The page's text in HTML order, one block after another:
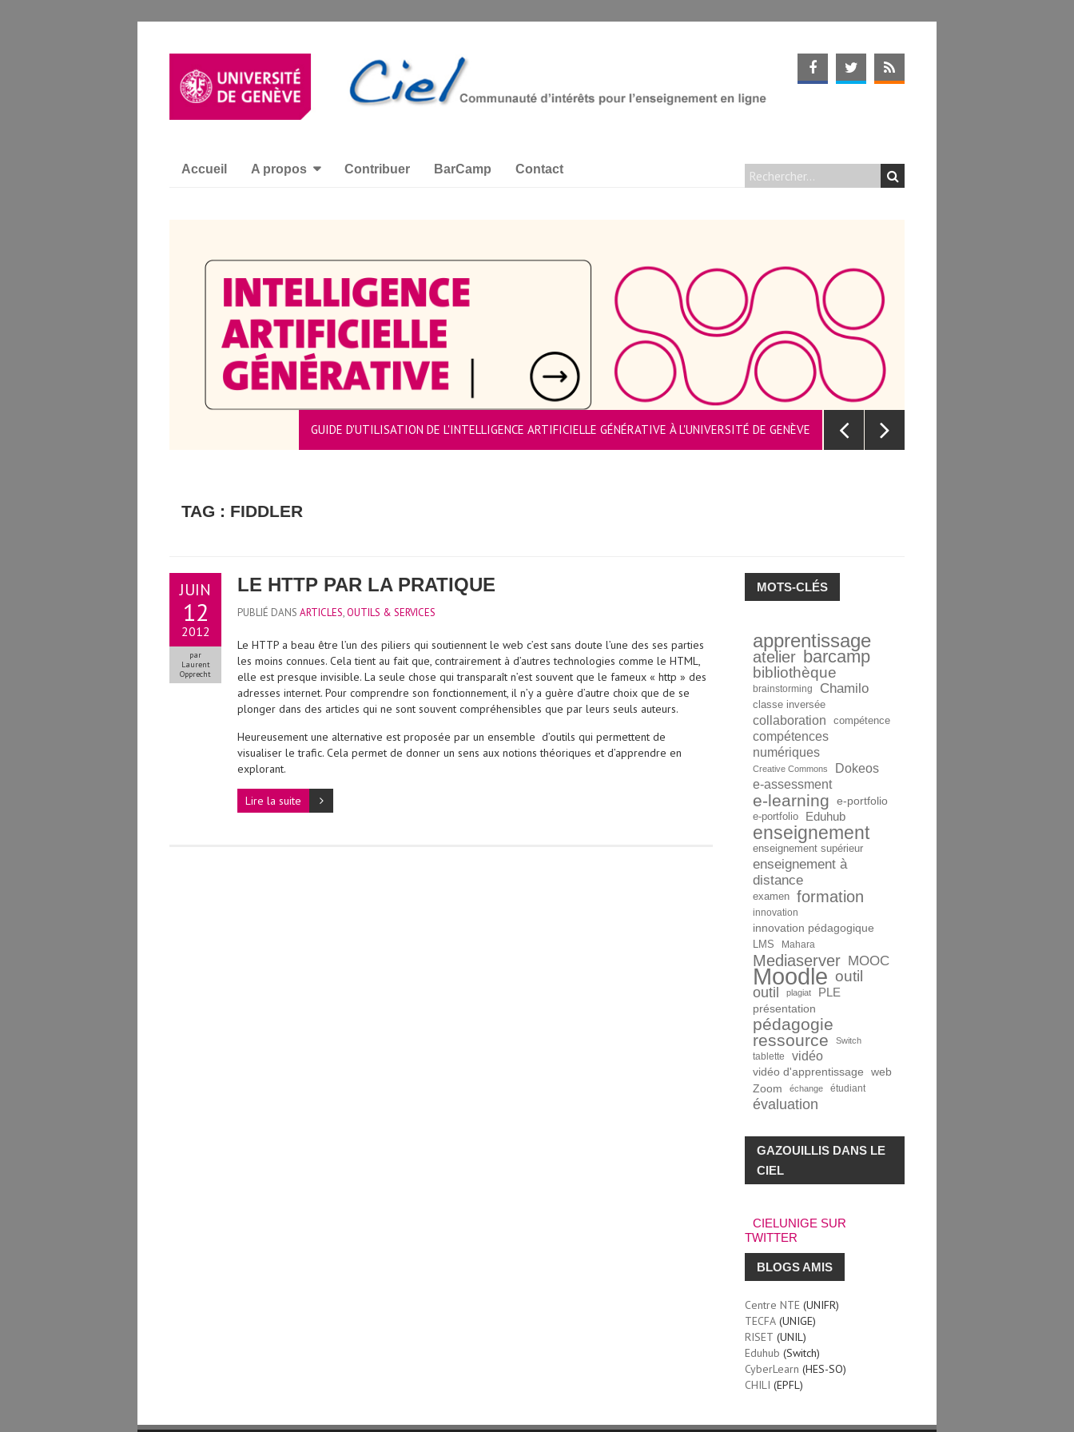
Accueil A propos Contribuer BarCamp Contact
GUIDE D'UTILISATION DE L'INTELLIGENCE ARTIFICIELLE GÉNÉRATIVE À L'UNIVERSITÉ DE GENÈVE
TAG : FIDDLER
JUIN
12
2012
par
Laurent
Opprecht
LE HTTP PAR LA PRATIQUE
PUBLIÉ DANS ARTICLES,OUTILS & SERVICES
Le HTTP a beau être l’un des piliers qui soutiennent le web c’est sans doute l’une des ses parties
les moins connues. Cela tient au fait que, contrairement à d’autres technologies comme le HTML,
elle est presque invisible. La seule chose qui transparaît n’est souvent que le fameux « http » des
adresses internet. Pour comprendre son fonctionnement, il n’y a guère d’autre choix que de se
plonger dans des articles qui ne sont souvent compréhensibles que par leurs seuls auteurs.
Heureusement une alternative est proposée par un ensemble d’outils qui permettent de
visualiser le trafic. Cela permet de donner un sens aux notions théoriques et d’apprendre en
explorant.
Lire la suite
MOTS-CLÉS
apprentissage
atelier barcamp
bibliothèque
brainstorming Chamilo
classe inversée
collaboration compétence
compétences
numériques
Creative Commons
Dokeos
e-assessment
e-learning e-portfolio
e-portfolio Eduhub
enseignement
enseignement supérieur
enseignement à
distance
examen formation
innovation
innovation pédagogique
LMS Mahara
Mediaserver MOOC
Moodle outil
outil plagiat PLE
présentation
pédagogie
ressource
Switch
tablette vidéo
vidéo d'apprentissage web
Zoom échange étudiant
évaluation
GAZOUILLIS DANS LE
CIEL
CIELUNIGE SUR
TWITTER
BLOGS AMIS
Centre NTE (UNIFR)
TECFA (UNIGE)
RISET (UNIL)
Eduhub (Switch)
CyberLearn (HES-SO)
CHILI (EPFL)